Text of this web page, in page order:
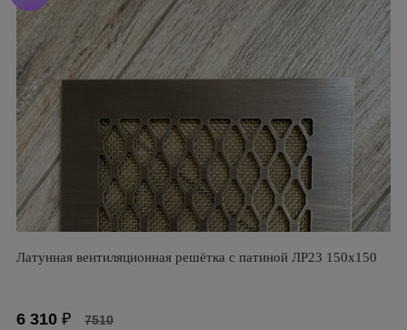
Латунная вентиляционная решётка с патиной ЛР23 150х150
6 310 ₽ 7510